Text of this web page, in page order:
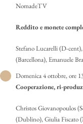
NomadeTV
Reddito e monete
Stefano Lucarelli (D-
(Barcellona), Emanuele
Domenica 4 ottobre, ore
Cooperazione, ri-
Christos Giovanopoulos
(Dublino), Giulia Fiscato